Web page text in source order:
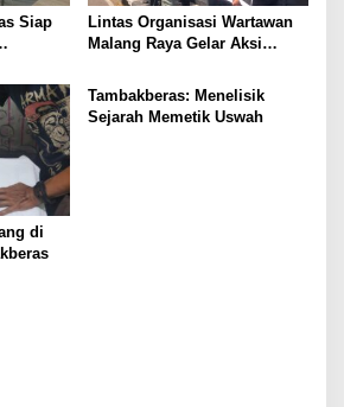
Siap
Lintas Organisasi Wartawan
Malang Raya Gelar Aksi
Ireng”
di
Tambakberas: Menelisik
Sejarah Memetik Uswah